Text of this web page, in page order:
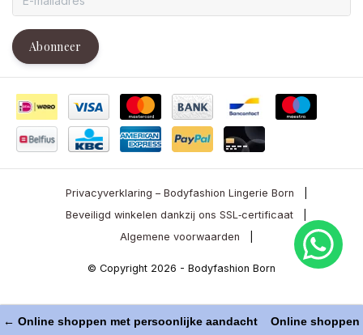
Abonneer
Privacyverklaring – Bodyfashion Lingerie Born
Beveiligd winkelen dankzij ons SSL‑certificaat
Algemene voorwaarden
© Copyright 2026 - Bodyfashion Born
← Online shoppen met persoonlijke aandacht Online shoppen